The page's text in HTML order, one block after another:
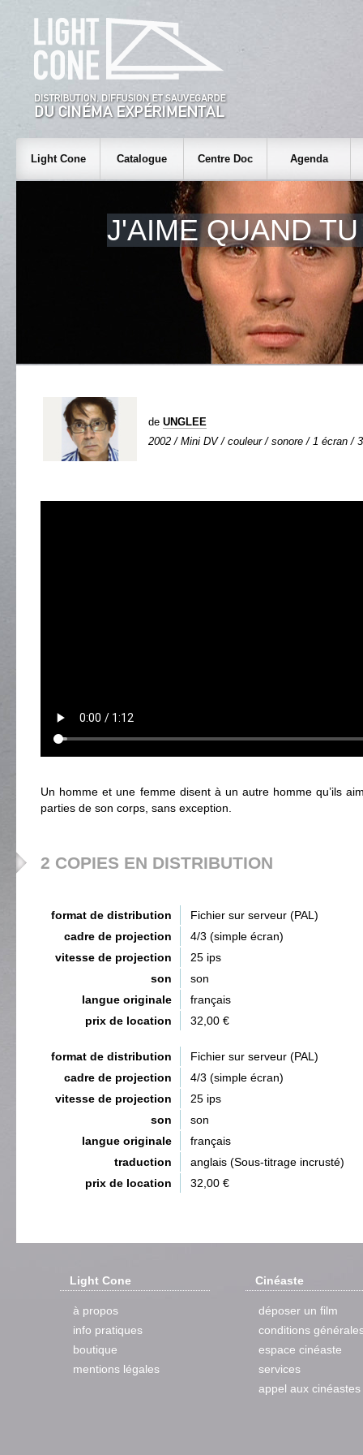
Light Cone Catalogue Centre Doc Agenda
J'AIME QUAND
de UNGLEE
2002 / Mini DV / couleur / sonore / 1 écran /
Un homme et une femme disent à un autre homme qu’ils
parties de son corps, sans exception.
2 COPIES EN DISTRIBUTION
format de distribution
Fichier sur serveur (PAL)
cadre de projection
4/3 (simple écran)
vitesse de projection
25 ips
son
son
langue originale
français
prix de location
32,00 €
format de distribution
Fichier sur serveur (PAL)
cadre de projection
4/3 (simple écran)
vitesse de projection
25 ips
son
son
langue originale
français
traduction
anglais (Sous-titrage incrusté)
prix de location
32,00 €
Light Cone
à propos
info pratiques
boutique
mentions légales
Cinéaste
déposer un film
conditions
espace cinéaste
services
appel aux cinéastes